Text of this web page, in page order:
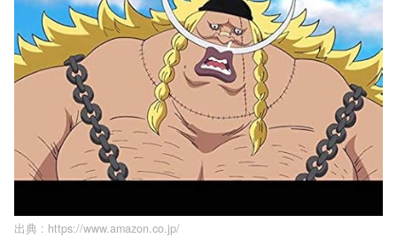
出典 : https://www.amazon.co.jp/